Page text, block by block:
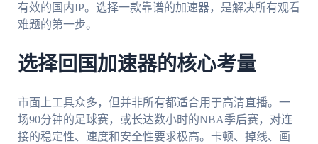
有效的国内IP。选择一款靠谱的加速器，是解决所有观看
难题的第一步。
选择回国加速器的核心考量
市面上工具众多，但并非所有都适合用于高清直播。一
场90分钟的足球赛，或长达数小时的NBA季后赛，对连
接的稳定性、速度和安全性要求极高。卡顿、掉线、画